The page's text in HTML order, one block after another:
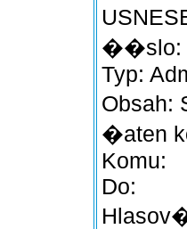
��slo:
Typ:
�aten
Komu:
Do: